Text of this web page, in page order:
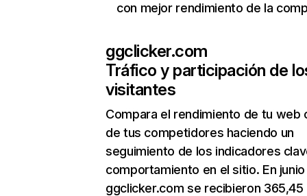
con mejor rendimiento de la
ggclicker.com
Tráfico y participación de
visitantes
Compara el rendimiento de tu web
de tus competidores haciendo un
seguimiento de los indicadores
comportamiento en el sitio. En junio
ggclicker.com se recibieron 365,45